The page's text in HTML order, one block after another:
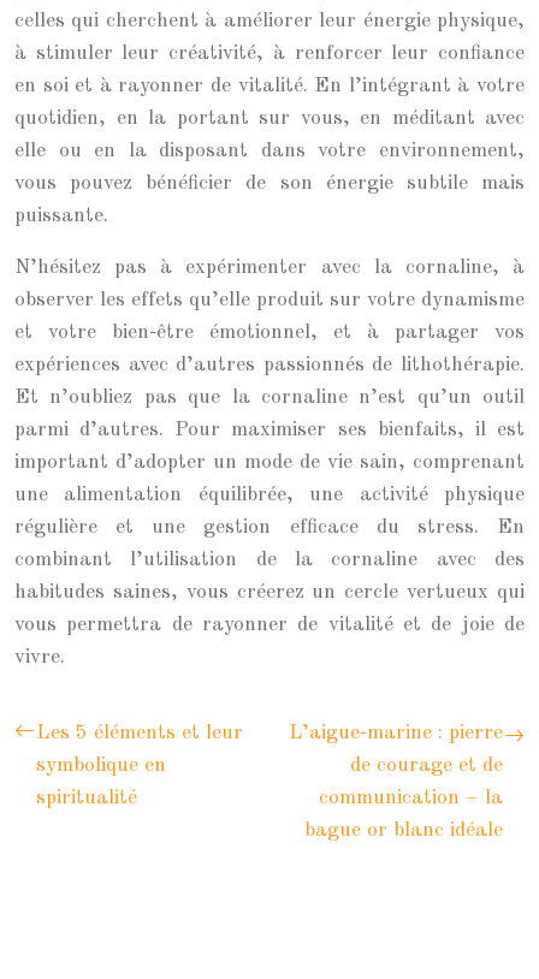
celles qui cherchent à améliorer leur énergie physique,
à stimuler leur créativité, à renforcer leur confiance
en soi et à rayonner de vitalité. En l’intégrant à votre
quotidien, en la portant sur vous, en méditant avec
elle ou en la disposant dans votre environnement,
vous pouvez bénéficier de son énergie subtile mais
puissante.
N’hésitez pas à expérimenter avec la cornaline, à
observer les effets qu’elle produit sur votre dynamisme
et votre bien-être émotionnel, et à partager vos
expériences avec d’autres passionnés de lithothérapie.
Et n’oubliez pas que la cornaline n’est qu’un outil
parmi d’autres. Pour maximiser ses bienfaits, il est
important d’adopter un mode de vie sain, comprenant
une alimentation équilibrée, une activité physique
régulière et une gestion efficace du stress. En
combinant l’utilisation de la cornaline avec des
habitudes saines, vous créerez un cercle vertueux qui
vous permettra de rayonner de vitalité et de joie de
vivre.
Les 5 éléments et leur
symbolique en
spiritualité
L’aigue-marine : pierre
de courage et de
communication – la
bague or blanc idéale